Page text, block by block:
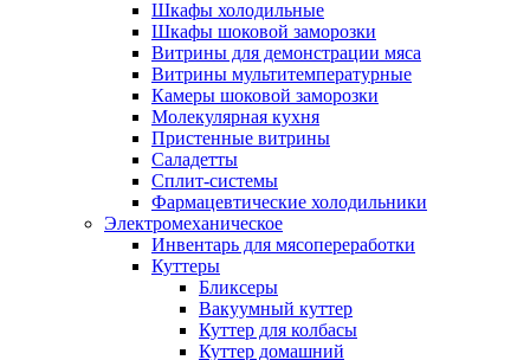
Шкафы холодильные
Шкафы шоковой заморозки
Витрины для демонстрации мяса
Витрины мультитемпературные
Камеры шоковой заморозки
Молекулярная кухня
Пристенные витрины
Саладетты
Сплит-системы
Фармацевтические холодильники
Электромеханическое
Инвентарь для мясопереработки
Куттеры
Бликсеры
Вакуумный куттер
Куттер для колбасы
Куттер домашний